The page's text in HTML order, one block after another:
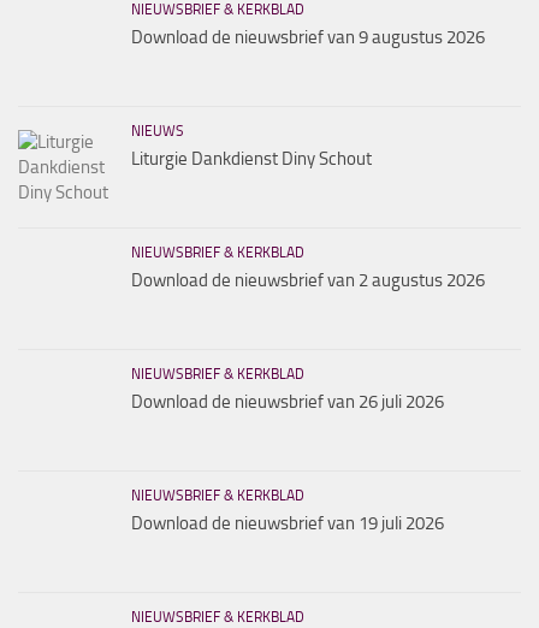
NIEUWSBRIEF & KERKBLAD
Download de nieuwsbrief van 9 augustus 2026
NIEUWS
Liturgie Dankdienst Diny Schout
NIEUWSBRIEF & KERKBLAD
Download de nieuwsbrief van 2 augustus 2026
NIEUWSBRIEF & KERKBLAD
Download de nieuwsbrief van 26 juli 2026
NIEUWSBRIEF & KERKBLAD
Download de nieuwsbrief van 19 juli 2026
NIEUWSBRIEF & KERKBLAD